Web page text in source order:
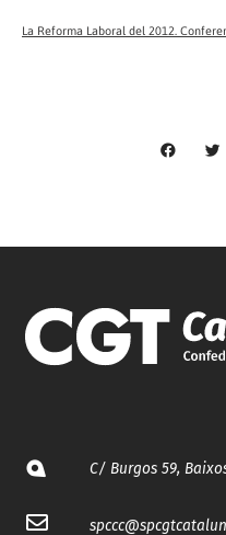
La Reforma Laboral del 2012.
C/ Burgos 59,
spccc@